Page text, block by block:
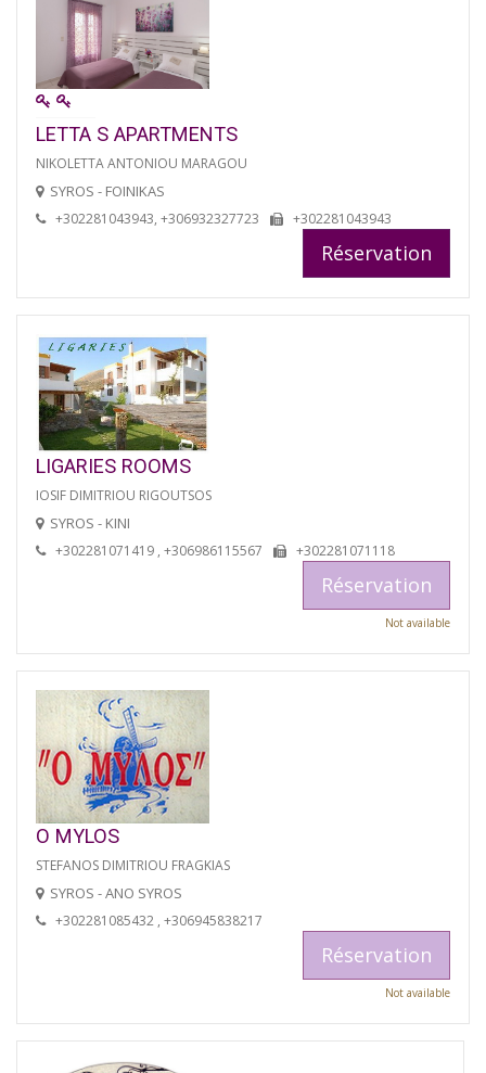
LETTA S APARTMENTS
NIKOLETTA ANTONIOU MARAGOU
SYROS - FOINIKAS
+302281043943, +306932327723 +302281043943
Réservation
LIGARIES ROOMS
IOSIF DIMITRIOU RIGOUTSOS
SYROS - KINI
+302281071419 , +306986115567 +302281071118
Réservation
Not available
O MYLOS
STEFANOS DIMITRIOU FRAGKIAS
SYROS - ANO SYROS
+302281085432 , +306945838217
Réservation
Not available